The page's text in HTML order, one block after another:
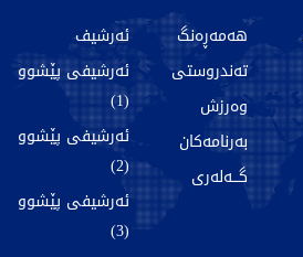
هەمەڕەنگ
تەندروستی
وەرزش
بەرنامەکان
گـــەلەری
ئەرشیف
ئەرشیفی پێشوو
(1)
ئەرشیفی پێشوو
(2)
ئەرشیفی پێشوو
(3)